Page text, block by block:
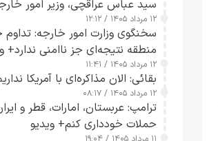
سید عباس عراقچی، وزیر امور
۱۲ مرداد ۱۴۰۵ / ۱۲:۱۲
سخنگوی وزارت امور خارجه: تداوم
منطقه نتیجه‌ای جز ناامنی ندارد+
۱۲ مرداد ۱۴۰۵ / ۱۱:۴۱
بقائی: الان مذاکره‌ای با آمریکا
۱۲ مرداد ۱۴۰۵ / ۰۸:۱۷
ترامپ: عربستان، امارات، قطر و
حملات خودداری کنم+ ویدیو